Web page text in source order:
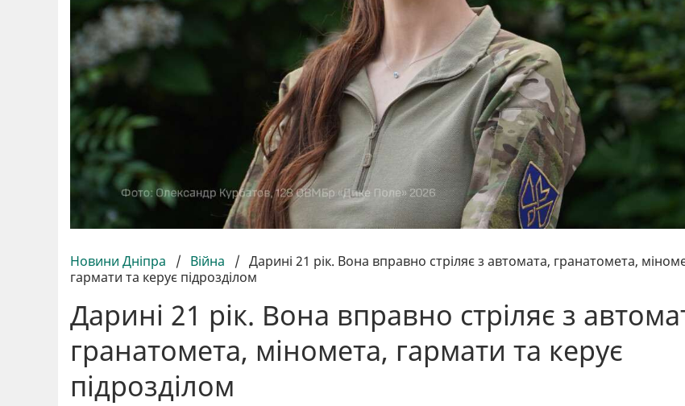
Новини Дніпра / Війна / Дарині 21 рік. Вона вправно стріляє з автомата, гранатомета,
гармати та керує підрозділом
Дарині 21 рік. Вона вправно стріляє з
гранатомета, міномета, гармати та керує
підрозділом